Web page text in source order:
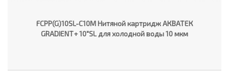
FCPP(G)10SL-C10M Нитяной картридж АКВАТЕК
GRADIENT+ 10"SL для холодной воды 10 мкм